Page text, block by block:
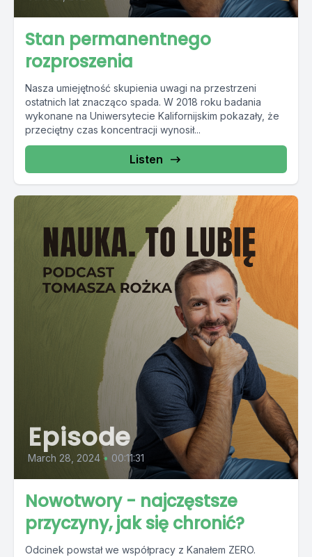
Stan permanentnego
rozproszenia
Nasza umiejętność skupienia uwagi na przestrzeni
ostatnich lat znacząco spada. W 2018 roku badania
wykonane na Uniwersytecie Kalifornijskim pokazały, że
przeciętny czas koncentracji wynosił...
Listen
Episode
March 28, 2024 • 00:11:31
Nowotwory - najczęstsze
przyczyny, jak się chronić?
Odcinek powstał we współpracy z Kanałem ZERO.